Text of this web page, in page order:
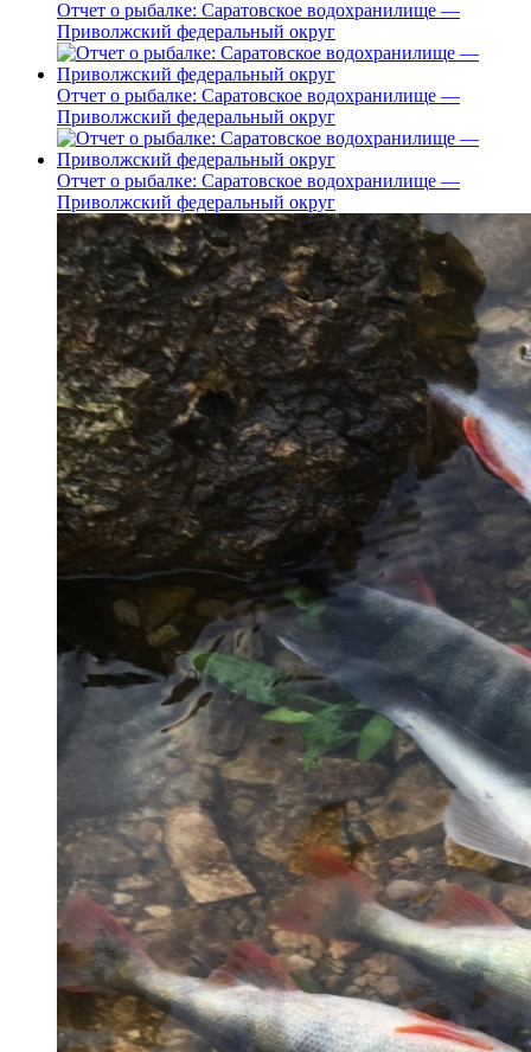
Отчет о рыбалке: Саратовское водохранилище —
Приволжский федеральный округ
Отчет о рыбалке: Саратовское водохранилище —
Приволжский федеральный округ
Отчет о рыбалке: Саратовское водохранилище —
Приволжский федеральный округ